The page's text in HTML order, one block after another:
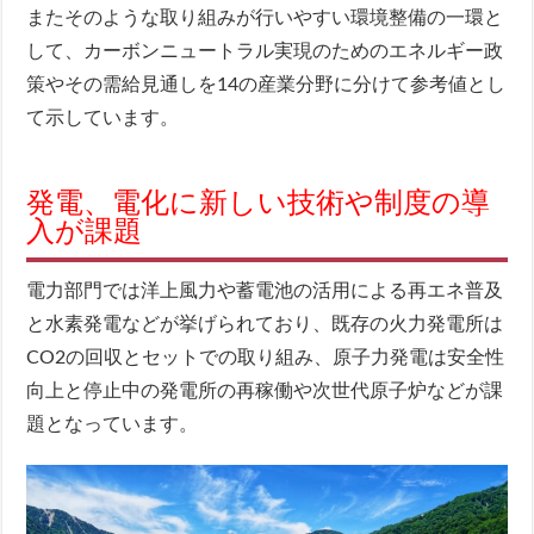
またそのような取り組みが行いやすい環境整備の一環と
して、カーボンニュートラル実現のためのエネルギー政
策やその需給見通しを14の産業分野に分けて参考値とし
て示しています。
発電、電化に新しい技術や制度の導
入が課題
電力部門では洋上風力や蓄電池の活用による再エネ普及
と水素発電などが挙げられており、既存の火力発電所は
CO2の回収とセットでの取り組み、原子力発電は安全性
向上と停止中の発電所の再稼働や次世代原子炉などが課
題となっています。